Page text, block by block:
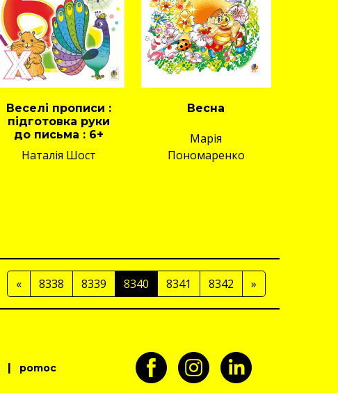
Веселі прописи :
підготовка руки
до письма : 6+
Наталія Шост
Весна
Марія
Пономаренко
« 8338 8339 8340 8341 8342 »
| pomoc